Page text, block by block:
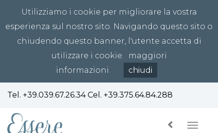
Utilizziamo i cookie per migliorare la vostra
esperienza sul nostro sito. Navigando questo sito o
chiudendo questo banner, l'utente accetta di
utilizzare i cookie.
maggiori
informazioni
chiudi
Tel. +39.039.67.26.34Cel. +39.375.64.84.288